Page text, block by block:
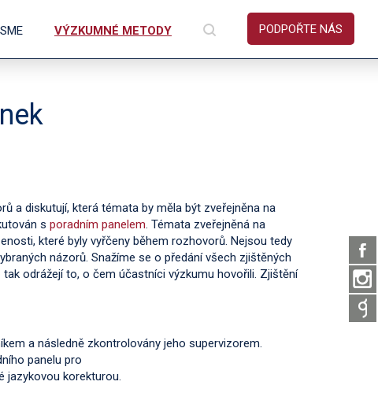
PODPOŘTE NÁS
VÝZKUMNÉ METODY
a diskutují, která témata by měla být zveřejněna na
s poradním panelem. Témata zveřejněná na
které byly vyřčeny během rozhovorů. Nejsou tedy
názorů. Snažíme se o předání všech zjištěných
odrážejí to, o čem účastníci výzkumu hovořili. Zjištění
a následně zkontrolovány jeho supervizorem.
panelu pro
jazykovou korekturou.